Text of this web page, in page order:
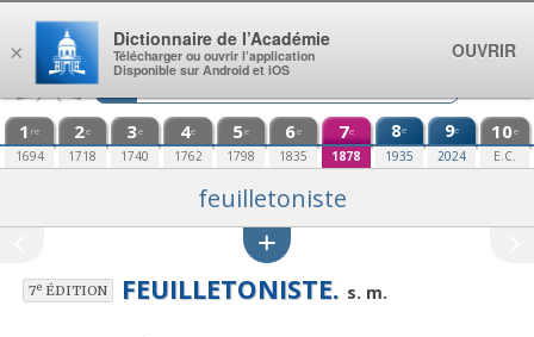
Aller au contenu
1 re
1694
2e
1718
3e
1740
4e
1762
5e
1798
6e
1835
7e
1878
8e
1935
9e
2024
10e
E.C.
feuilletoniste
7eÉDITION FEUILLETONISTE. s. m.
×
Dictionnaire de l’Académie
Télécharger ou ouvrir l’application
Disponible sur Android et iOS
OUVRIR